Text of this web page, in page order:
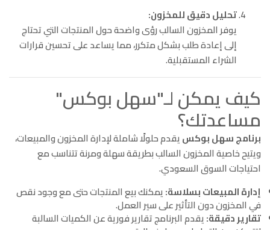
تحليل دقيق للمخزون:
يوفر المخزون السالب رؤى واضحة حول المنتجات التي تحتاج
إلى إعادة طلب بشكل متكرر، مما يساعد على تحسين قرارات
الشراء المستقبلية.
كيف يمكن لـ"سهل بوكس"
مساعدتك؟
برنامج سهل بوكسيقدم حلولًا شاملة لإدارة المخزون والمبيعات،
ويتيح خاصية المخزون السالب بطريقة سهلة ومرنة تتناسب مع
احتياجات السوق السعودي.
إدارة المبيعات بسلاسة:يمكنك بيع المنتجات حتى مع وجود نقص
في المخزون دون التأثير على سير العمل.
تقارير دقيقة:يقدم البرنامج تقارير فورية عن الكميات السالبة